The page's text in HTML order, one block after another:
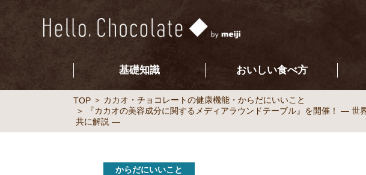
基礎知識 おいしい食べ方
TOP
カカオ・チョコレートの健康機能・からだにいいこと
『カカオの美容成分に関するメディアラウンドテーブル』を開催！ ―
共に解説 ―
からだにいいこと